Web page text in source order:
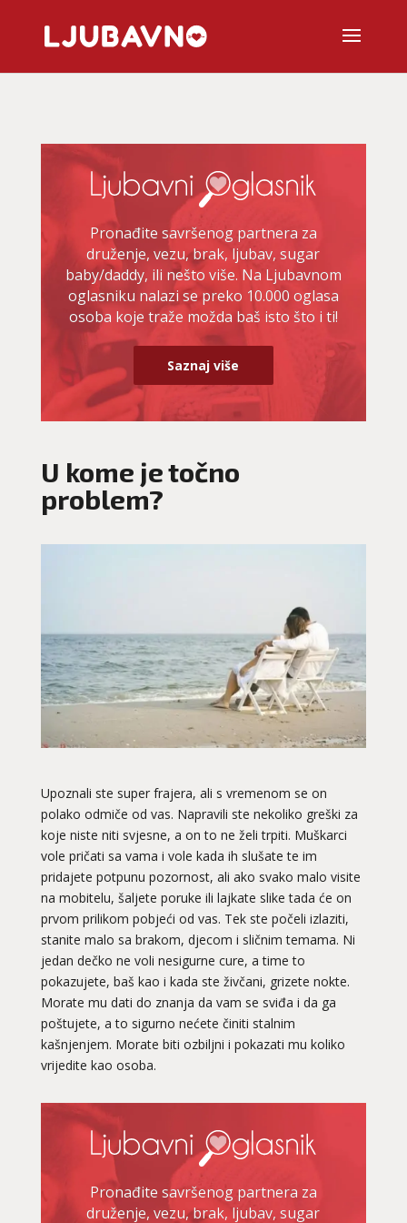
Pronađite savršenog partnera za
druženje, vezu, brak, ljubav, sugar
baby/daddy, ili nešto više. Na Ljubavnom
oglasniku nalazi se preko 10.000 oglasa
osoba koje traže možda baš isto što i ti!
Saznaj više
U kome je točno
problem?
Upoznali ste super frajera, ali s vremenom se on
polako odmiče od vas. Napravili ste nekoliko greški za
koje niste niti svjesne, a on to ne želi trpiti. Muškarci
vole pričati sa vama i vole kada ih slušate te im
pridajete potpunu pozornost, ali ako svako malo visite
na mobitelu, šaljete poruke ili lajkate slike tada će on
prvom prilikom pobjeći od vas. Tek ste počeli izlaziti,
stanite malo sa brakom, djecom i sličnim temama. Ni
jedan dečko ne voli nesigurne cure, a time to
pokazujete, baš kao i kada ste živčani, grizete nokte.
Morate mu dati do znanja da vam se sviđa i da ga
poštujete, a to sigurno nećete činiti stalnim
kašnjenjem. Morate biti ozbiljni i pokazati mu koliko
vrijedite kao osoba.
Pronađite savršenog partnera za
druženje, vezu, brak, ljubav, sugar